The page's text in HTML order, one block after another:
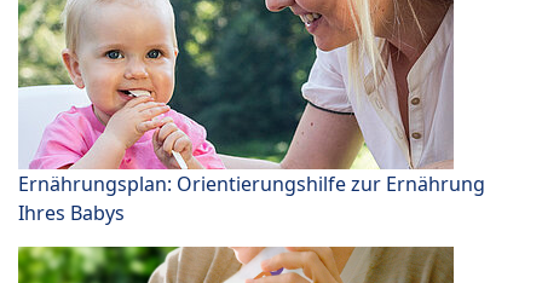
Ernährungsplan: Orientierungshilfe zur Ernährung
Ihres Babys